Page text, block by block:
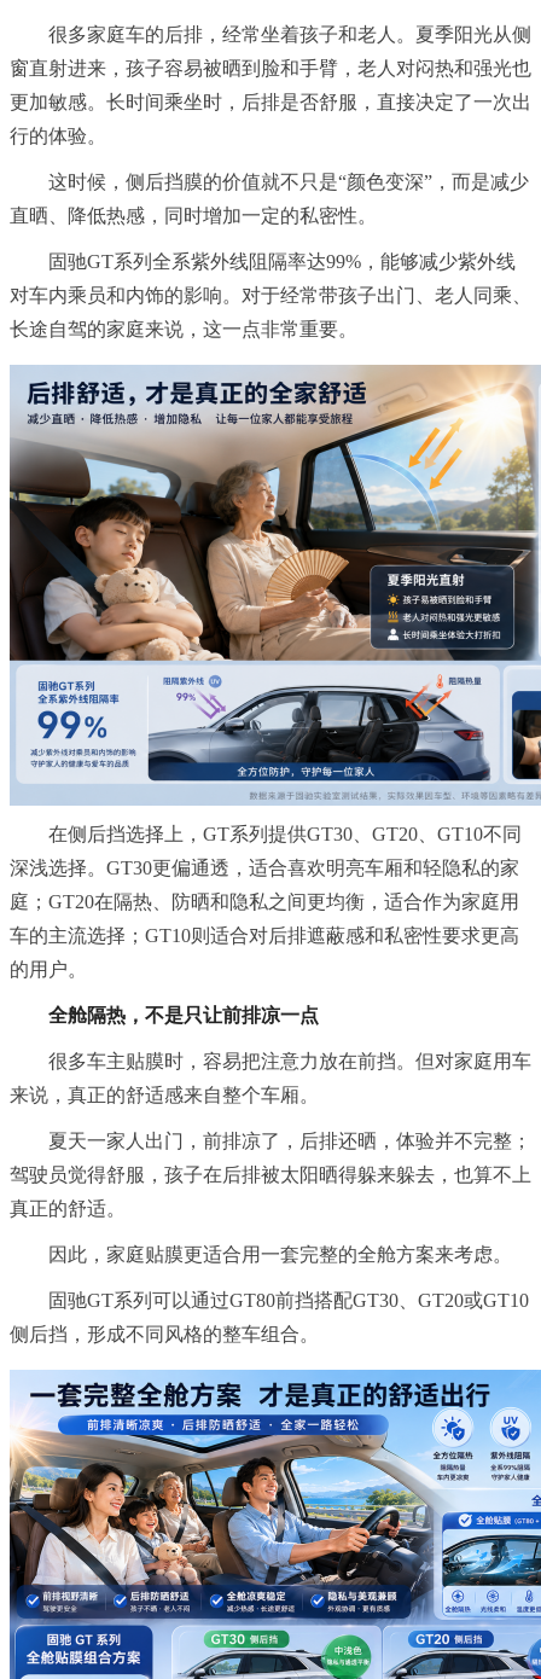
很多家庭车的后排，经常坐着孩子和老人。夏季阳光从侧
窗直射进来，孩子容易被晒到脸和手臂，老人对闷热和强光也
更加敏感。长时间乘坐时，后排是否舒服，直接决定了一次出
行的体验。
这时候，侧后挡膜的价值就不只是“颜色变深”，而是减少
直晒、降低热感，同时增加一定的私密性。
固驰GT系列全系紫外线阻隔率达99%，能够减少紫外线
对车内乘员和内饰的影响。对于经常带孩子出门、老人同乘、
长途自驾的家庭来说，这一点非常重要。
在侧后挡选择上，GT系列提供GT30、GT20、GT10不同
深浅选择。GT30更偏通透，适合喜欢明亮车厢和轻隐私的家
庭；GT20在隔热、防晒和隐私之间更均衡，适合作为家庭用
车的主流选择；GT10则适合对后排遮蔽感和私密性要求更高
的用户。
全舱隔热，不是只让前排凉一点
很多车主贴膜时，容易把注意力放在前挡。但对家庭用车
来说，真正的舒适感来自整个车厢。
夏天一家人出门，前排凉了，后排还晒，体验并不完整；
驾驶员觉得舒服，孩子在后排被太阳晒得躲来躲去，也算不上
真正的舒适。
因此，家庭贴膜更适合用一套完整的全舱方案来考虑。
固驰GT系列可以通过GT80前挡搭配GT30、GT20或GT10
侧后挡，形成不同风格的整车组合。